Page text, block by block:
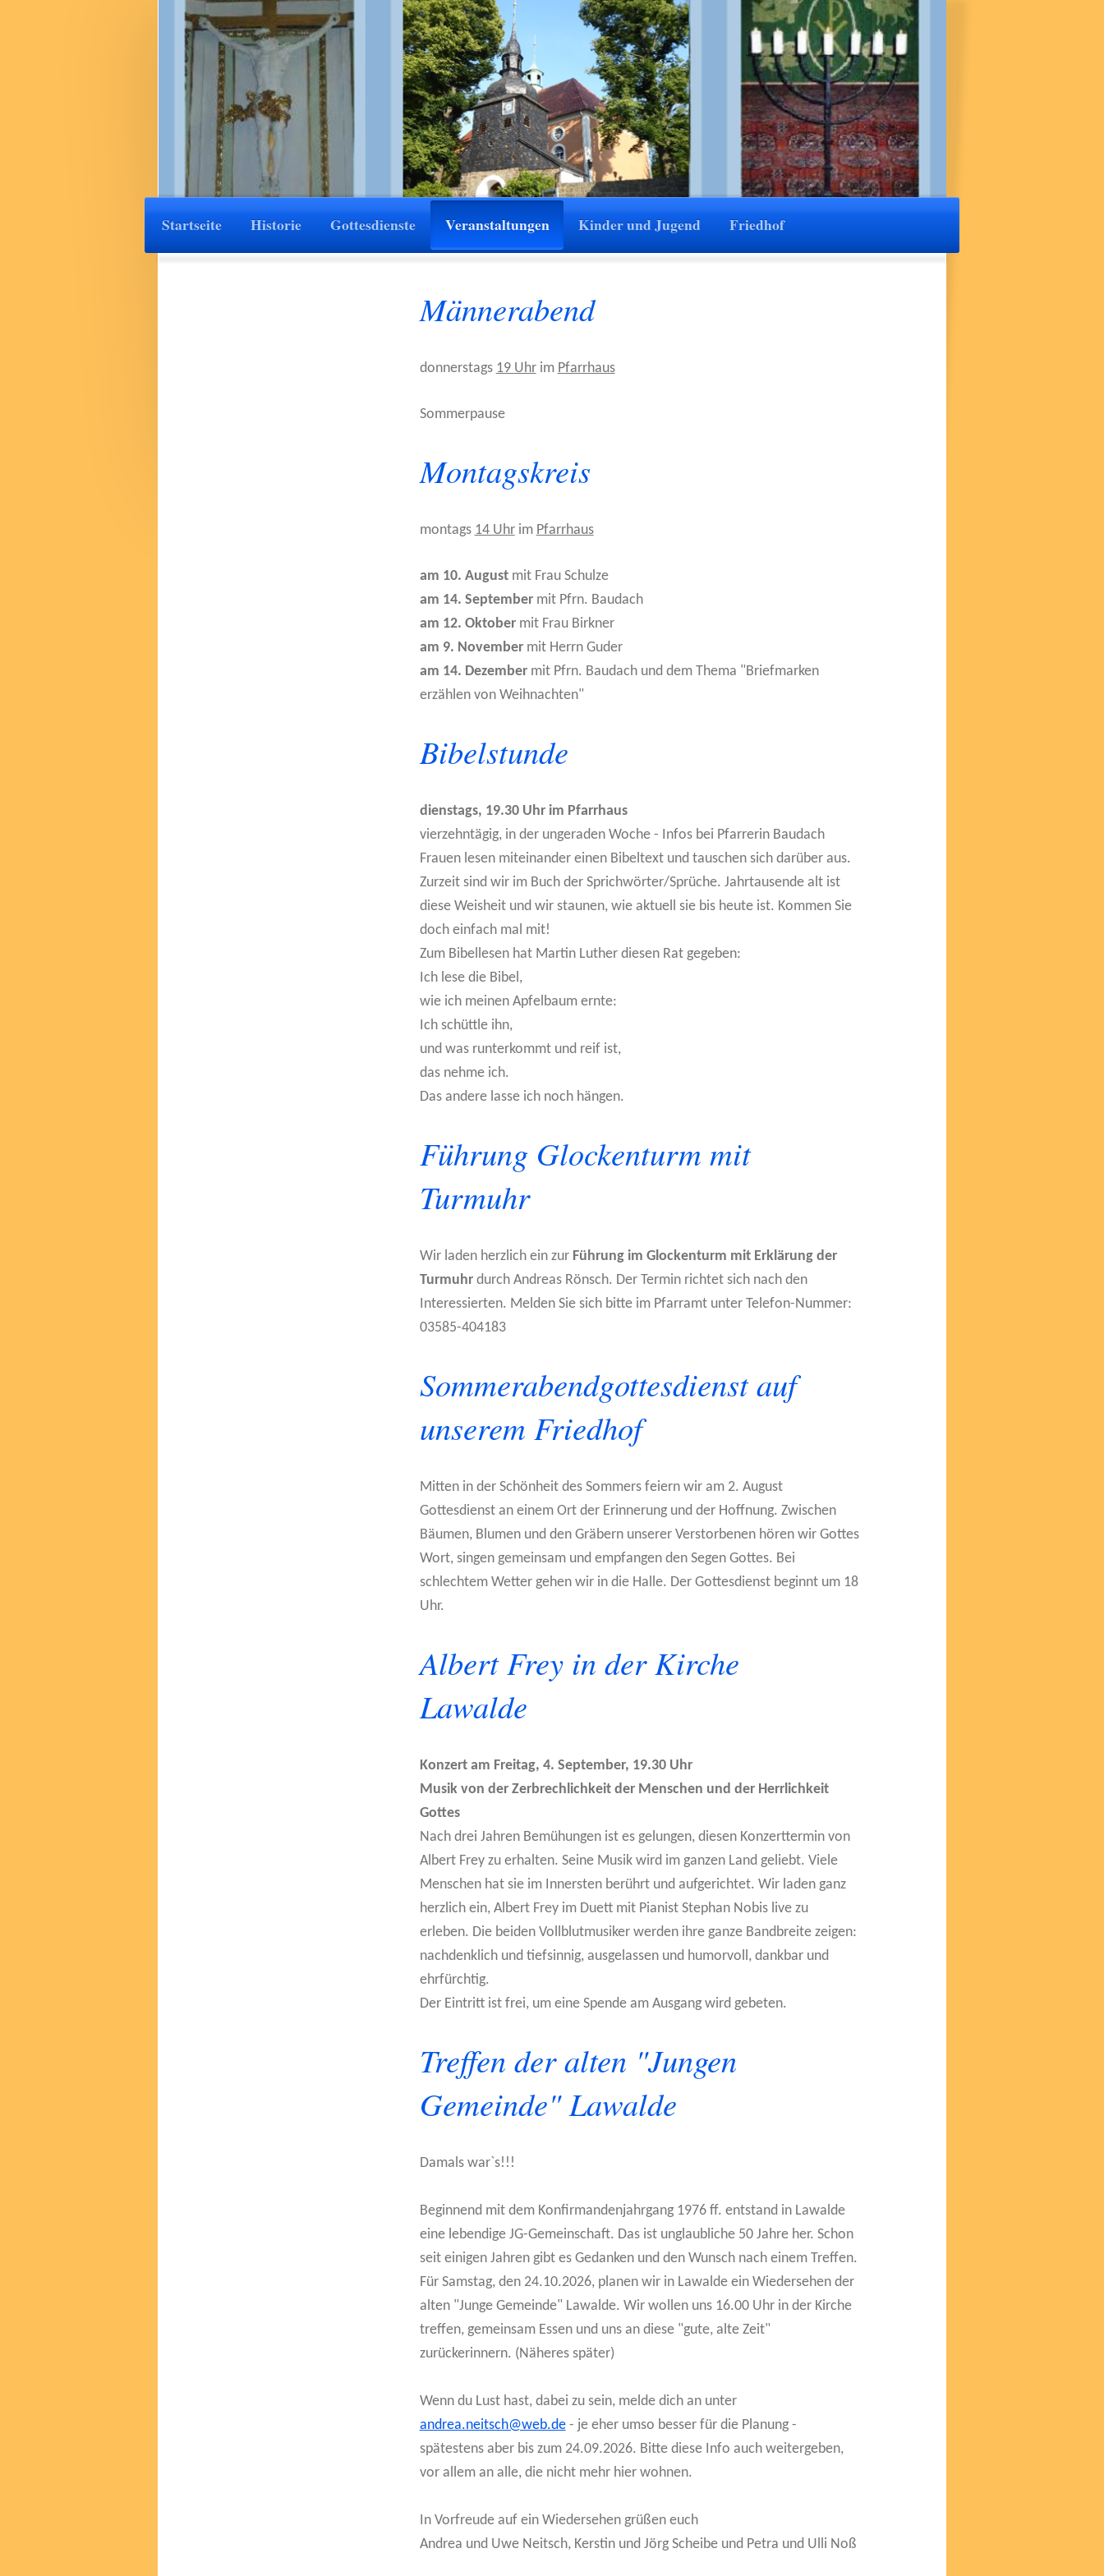
Startseite Historie Gottesdienste Veranstaltungen Kinder und Jugend Friedhof
Männerabend
donnerstags 19 Uhrim Pfarrhaus
Sommerpause
Montagskreis
montags 14 Uhrim Pfarrhaus
am 10. Augustmit Frau Schulze
am 14. Septembermit Pfrn. Baudach
am 12. Oktobermit Frau Birkner
am 9. Novembermit Herrn Guder
am 14. Dezembermit Pfrn. Baudach und dem Thema "Briefmarken
erzählen von Weihnachten"
Bibelstunde
dienstags, 19.30 Uhr im Pfarrhaus
vierzehntägig, in der ungeraden Woche - Infos bei Pfarrerin Baudach
Frauen lesen miteinander einen Bibeltext und tauschen sich darüber aus.
Zurzeit sind wir im Buch der Sprichwörter/Sprüche. Jahrtausende alt ist
diese Weisheit und wir staunen, wie aktuell sie bis heute ist. Kommen Sie
doch einfach mal mit!
Zum Bibellesen hat Martin Luther diesen Rat gegeben:
Ich lese die Bibel,
wie ich meinen Apfelbaum ernte:
Ich schüttle ihn,
und was runterkommt und reif ist,
das nehme ich.
Das andere lasse ich noch hängen.
Führung Glockenturm mit
Turmuhr
Wir laden herzlich ein zur Führung im Glockenturm mit Erklärung der
Turmuhrdurch Andreas Rönsch. Der Termin richtet sich nach den
Interessierten. Melden Sie sich bitte im Pfarramt unter Telefon-Nummer:
03585-404183
Sommerabendgottesdienst auf
unserem Friedhof
Mitten in der Schönheit des Sommers feiern wir am 2. August
Gottesdienst an einem Ort der Erinnerung und der Hoffnung. Zwischen
Bäumen, Blumen und den Gräbern unserer Verstorbenen hören wir Gottes
Wort, singen gemeinsam und empfangen den Segen Gottes. Bei
schlechtem Wetter gehen wir in die Halle. Der Gottesdienst beginnt um 18
Uhr.
Albert Frey in der Kirche
Lawalde
Konzert am Freitag, 4. September, 19.30 Uhr
Musik von der Zerbrechlichkeit der Menschen und der Herrlichkeit
Gottes
Nach drei Jahren Bemühungen ist es gelungen, diesen Konzerttermin von
Albert Frey zu erhalten. Seine Musik wird im ganzen Land geliebt. Viele
Menschen hat sie im Innersten berührt und aufgerichtet. Wir laden ganz
herzlich ein, Albert Frey im Duett mit Pianist Stephan Nobis live zu
erleben. Die beiden Vollblutmusiker werden ihre ganze Bandbreite zeigen:
nachdenklich und tiefsinnig, ausgelassen und humorvoll, dankbar und
ehrfürchtig.
Der Eintritt ist frei, um eine Spende am Ausgang wird gebeten.
Treffen der alten "Jungen
Gemeinde" Lawalde
Damals war`s!!!
Beginnend mit dem Konfirmandenjahrgang 1976 ff. entstand in Lawalde
eine lebendige JG-Gemeinschaft. Das ist unglaubliche 50 Jahre her. Schon
seit einigen Jahren gibt es Gedanken und den Wunsch nach einem Treffen.
Für Samstag, den 24.10.2026, planen wir in Lawalde ein Wiedersehen der
alten "Junge Gemeinde" Lawalde. Wir wollen uns 16.00 Uhr in der Kirche
treffen, gemeinsam Essen und uns an diese "gute, alte Zeit"
zurückerinnern. (Näheres später)
Wenn du Lust hast, dabei zu sein, melde dich an unter
andrea.neitsch@web.de- je eher umso besser für die Planung -
spätestens aber bis zum 24.09.2026. Bitte diese Info auch weitergeben,
vor allem an alle, die nicht mehr hier wohnen.
In Vorfreude auf ein Wiedersehen grüßen euch
Andrea und Uwe Neitsch, Kerstin und Jörg Scheibe und Petra und Ulli Noß